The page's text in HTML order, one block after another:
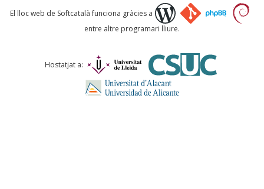
Què proposeu?
Comentari *
El lloc web de Softcatalà funciona gràcies a
entre altre programari lliure.
Hostatjat a: